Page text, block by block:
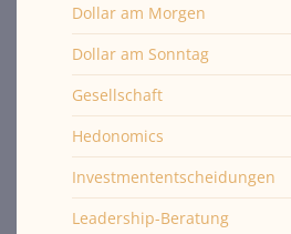
Dollar am Morgen
Dollar am Sonntag
Gesellschaft
Hedonomics
Investmententscheidungen
Leadership-Beratung